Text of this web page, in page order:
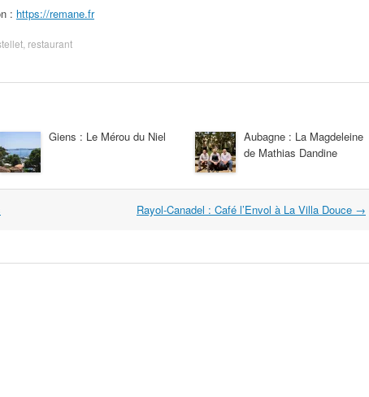
: https://remane.fr
restaurant
Giens : Le Mérou du Niel
Aubagne : La Magdeleine
de Mathias Dandine
Rayol-Canadel : Café l’Envol à La Villa Douce →